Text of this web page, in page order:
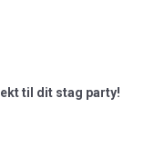
til dit stag party!